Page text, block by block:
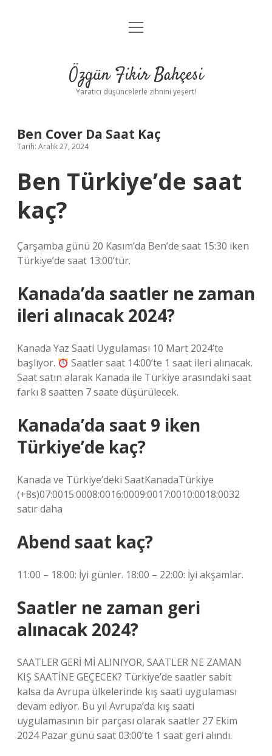
Anasayfa
Yasal Uyarı
menüyü
Özgün Fikir Bahçesi
Yaratıcı düşüncelerle zihnini yeşert!
Ben Cover Da Saat Kaç
Tarih: Aralık 27, 2024
Ben Türkiye’de saat
kaç?
Çarşamba günü 20 Kasım’da Ben’de saat 15:30 iken
Türkiye’de saat 13:00’tür.
Kanada’da saatler ne zaman
ileri alınacak 2024?
Kanada Yaz Saati Uygulaması 10 Mart 2024’te
başlıyor.
Saatler saat 14:00’te 1 saat ileri alınacak.
Saat satın alarak Kanada ile Türkiye arasındaki saat
farkı 8 saatten 7 saate düşürülecek.
Kanada’da saat 9 iken
Türkiye’de kaç?
Kanada ve Türkiye’deki SaatKanadaTürkiye
(+8s)07:0015:0008:0016:0009:0017:0010:0018:0032
satır daha
Abend saat kaç?
11:00 – 18:00: İyi günler. 18:00 – 22:00: İyi akşamlar.
Saatler ne zaman geri
alınacak 2024?
SAATLER GERİ Mİ ALINIYOR, SAATLER NE ZAMAN
KIŞ SAATİNE GEÇECEK? Türkiye’de saatler sabit
kalsa da Avrupa ülkelerinde kış saati uygulaması
devam ediyor. Bu yıl Avrupa’da kış saati
uygulamasının bir parçası olarak saatler 27 Ekim
2024 Pazar günü saat 03:00’te 1 saat geri alındı.